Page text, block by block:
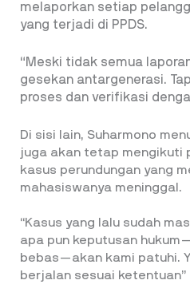
melaporkan setiap
yang terjadi di PPDS.
“Meski tidak semua
gesekan antargenerasi.
proses dan verifikasi
Di sisi lain, Suharmono
juga akan tetap mengikuti
kasus perundungan yang
mahasiswanya meninggal.
“Kasus yang lalu sudah
apa pun keputusan
bebas—akan kami patuhi.
berjalan sesuai ketentuan”